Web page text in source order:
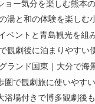
ョー気分を楽しむ熊本
湯と和の体験を楽しむ
ベントと青島観光を組
観劇後に泊まりやすい
ランド国東｜大分で海
圏で観劇旅に使いやす
浴場付きで博多観劇後